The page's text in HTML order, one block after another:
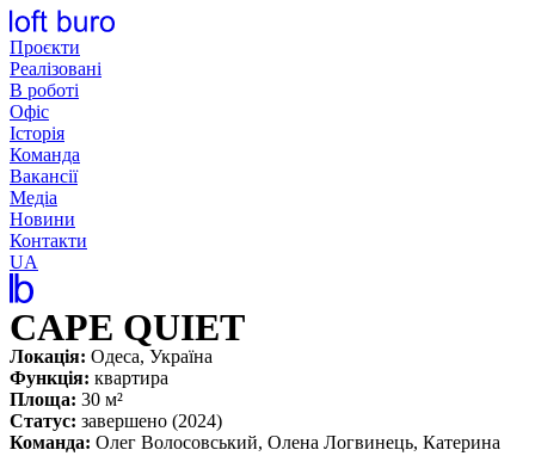
Перейти
до
вмісту
Проєкти
Реалізовані
В роботі
Офіс
Історія
Команда
Вакансії
Медіа
Новини
Контакти
UA
CAPE QUIET
Локація: Одеса, Україна
Функція: квартира
Площа: 30 м²
Статус: завершено (2024)
Команда: Олег Волосовський, Олена Логвинець, Катерина